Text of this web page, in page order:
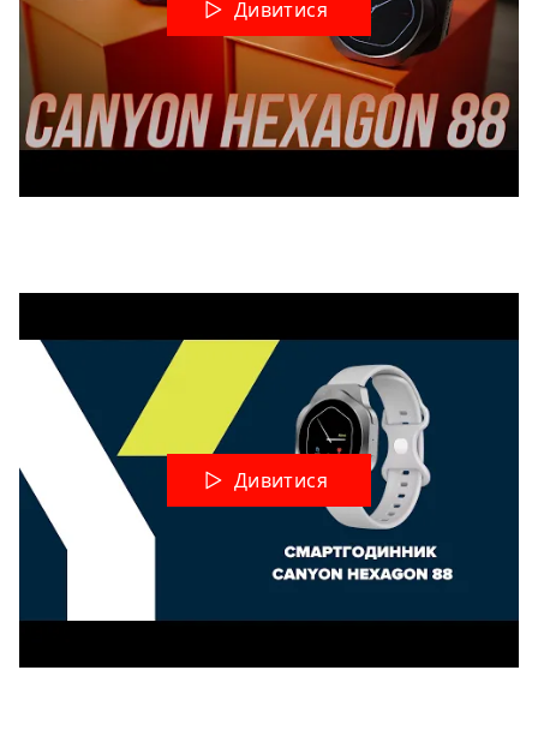
Дивитися
Дивитися